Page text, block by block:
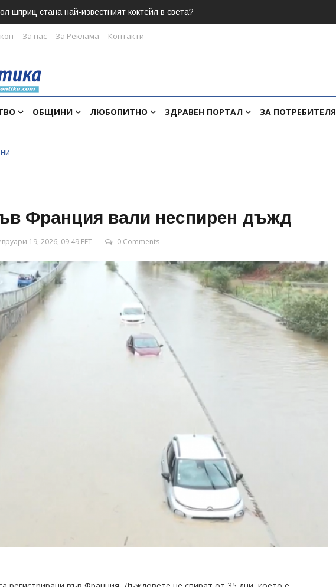
шприц стана най-известният коктейл в света?
За нас За Реклама Контакти
ОБЩИНИ ЛЮБОПИТНО ЗДРАВЕН ПОРТАЛ ЗА ПОТРЕБИТЕЛЯ
Франция вали неспирен дъжд
19, 2026, 09:49 EET 0 Comments